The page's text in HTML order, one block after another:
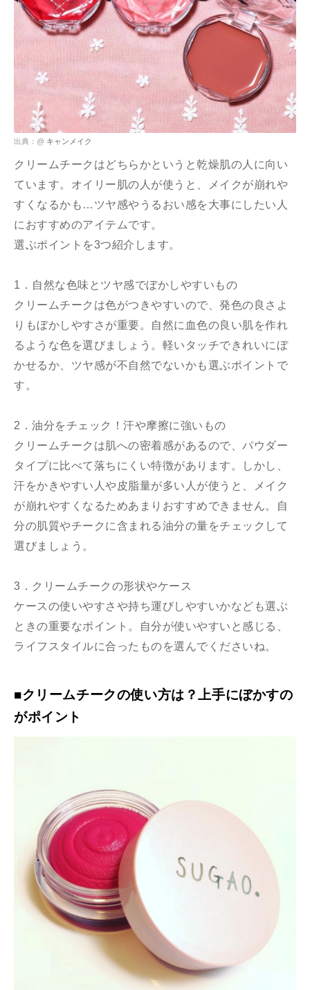
出典：@ キャンメイク
クリームチークはどちらかというと乾燥肌の人に向い
ています。オイリー肌の人が使うと、メイクが崩れや
すくなるかも…ツヤ感やうるおい感を大事にしたい人
におすすめのアイテムです。
選ぶポイントを3つ紹介します。
1．自然な色味とツヤ感でぼかしやすいもの
クリームチークは色がつきやすいので、発色の良さよ
りもぼかしやすさが重要。自然に血色の良い肌を作れ
るような色を選びましょう。軽いタッチできれいにぼ
かせるか、ツヤ感が不自然でないかも選ぶポイントで
す。
2．油分をチェック！汗や摩擦に強いもの
クリームチークは肌への密着感があるので、パウダー
タイプに比べて落ちにくい特徴があります。しかし、
汗をかきやすい人や皮脂量が多い人が使うと、メイク
が崩れやすくなるためあまりおすすめできません。自
分の肌質やチークに含まれる油分の量をチェックして
選びましょう。
3．クリームチークの形状やケース
ケースの使いやすさや持ち運びしやすいかなども選ぶ
ときの重要なポイント。自分が使いやすいと感じる、
ライフスタイルに合ったものを選んでくださいね。
■クリームチークの使い方は？上手にぼかすの
がポイント